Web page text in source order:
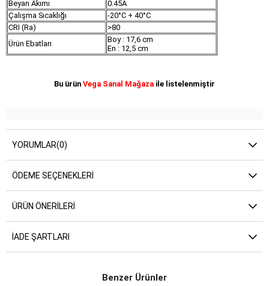
Beyan Akımı
0.45A
Çalışma Sıcaklığı
-20°C + 40°C
CRI (Ra)
>80
Ürün Ebatları
Boy : 17,6 cm
En : 12,5 cm
Bu ürün Vega Sanal Mağaza ile listelenmiştir
YORUMLAR(0)
ÖDEME SEÇENEKLERI
ÜRÜN ÖNERILERI
İADE ŞARTLARI
Benzer Ürünler